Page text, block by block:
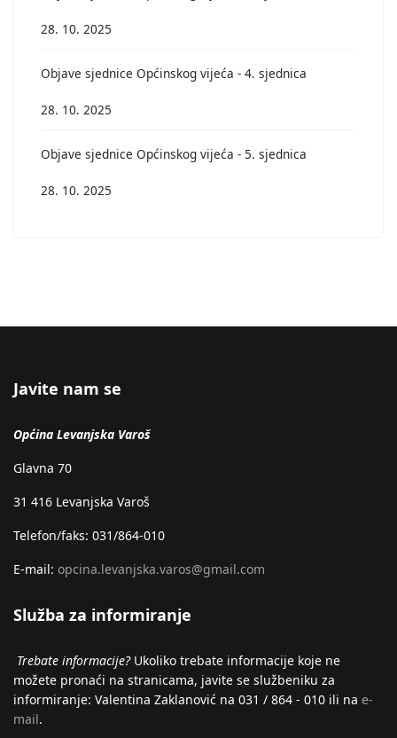
28. 10. 2025
Objave sjednice Općinskog vijeća - 4. sjednica
28. 10. 2025
Objave sjednice Općinskog vijeća - 5. sjednica
28. 10. 2025
Javite nam se
Općina Levanjska Varoš
Glavna 70
31 416 Levanjska Varoš
Telefon/faks: 031/864-010
E-mail: opcina.levanjska.varos@gmail.com
Služba za informiranje
Trebate informacije?Ukoliko trebate informacije koje ne
možete pronaći na stranicama, javite se službeniku za
informiranje: Valentina Zaklanović na 031 / 864 - 010 ili na e-
mail.